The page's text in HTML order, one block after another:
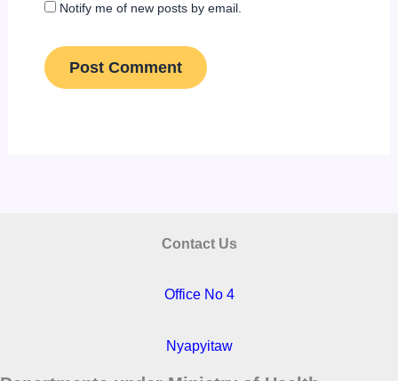
Notify me of new posts by email.
Contact Us
Office No 4
Nyapyitaw